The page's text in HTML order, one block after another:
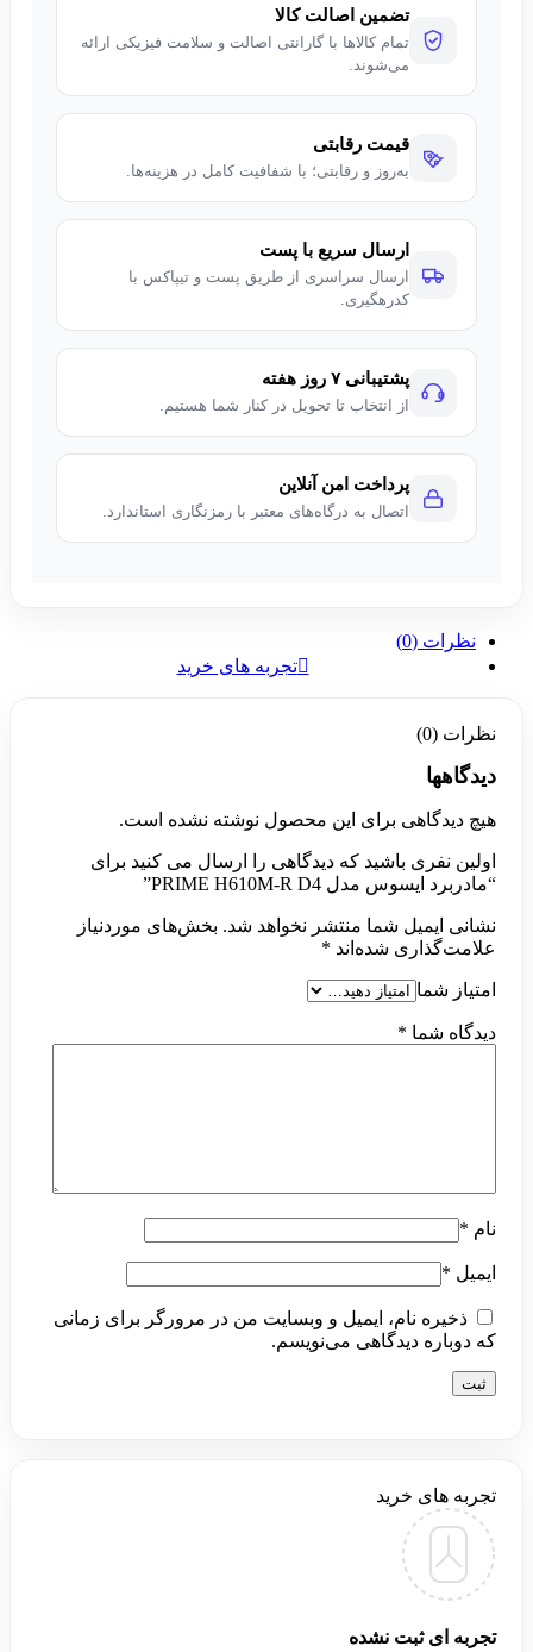
تضمین اصالت کالا
تمام کالاها با گارانتی اصالت و سلامت فیزیکی ارائه
می‌شوند.
قیمت رقابتی
به‌روز و رقابتی؛ با شفافیت کامل در هزینه‌ها.
ارسال سریع با پست
ارسال سراسری از طریق پست و تیپاکس با
کدرهگیری.
پشتیبانی ۷ روز هفته
از انتخاب تا تحویل در کنار شما هستیم.
پرداخت امن آنلاین
اتصال به درگاه‌های معتبر با رمزنگاری استاندارد.
نظرات (0)
تجربه های خرید
نظرات (0)
دیدگاهها
هیچ دیدگاهی برای این محصول نوشته نشده است.
اولین نفری باشید که دیدگاهی را ارسال می کنید برای
“مادربرد ایسوس مدل PRIME H610M-R D4”
نشانی ایمیل شما منتشر نخواهد شد. بخش‌های موردنیاز
علامت‌گذاری شده‌اند *
امتیاز شما
دیدگاه شما *
نام *
ایمیل *
ذخیره نام، ایمیل و وبسایت من در مرورگر برای زمانی
که دوباره دیدگاهی می‌نویسم.
تجربه های خرید
تجربه ای ثبت نشده